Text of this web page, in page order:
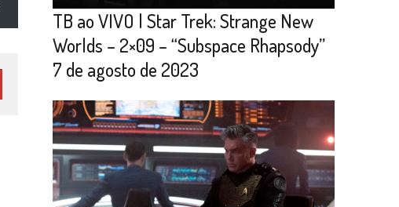
TB ao VIVO | Star Trek: Strange New
Worlds – 2×09 – “Subspace Rhapsody”
7 de agosto de 2023